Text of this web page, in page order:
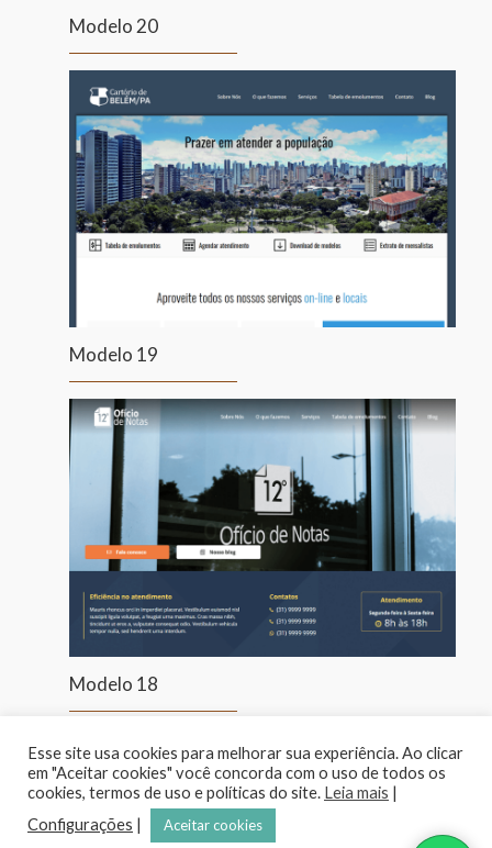
Modelo 20
Modelo 19
Modelo 18
© 2020 Cartosite
Esse site usa cookies para melhorar sua experiência. Ao clicar
em "Aceitar cookies" você concorda com o uso de todos os
cookies, termos de uso e políticas do site. Leia mais |
Configurações | Aceitar cookies